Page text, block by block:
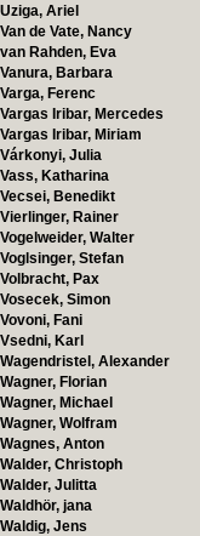
Uziga, Ariel
Van de Vate, Nancy
van Rahden, Eva
Vanura, Barbara
Varga, Ferenc
Vargas Iribar, Mercedes
Vargas Iribar, Miriam
Várkonyi, Julia
Vass, Katharina
Vecsei, Benedikt
Vierlinger, Rainer
Vogelweider, Walter
Voglsinger, Stefan
Volbracht, Pax
Vosecek, Simon
Vovoni, Fani
Vsedni, Karl
Wagendristel, Alexander
Wagner, Florian
Wagner, Michael
Wagner, Wolfram
Wagnes, Anton
Walder, Christoph
Walder, Julitta
Waldhör, jana
Waldig, Jens